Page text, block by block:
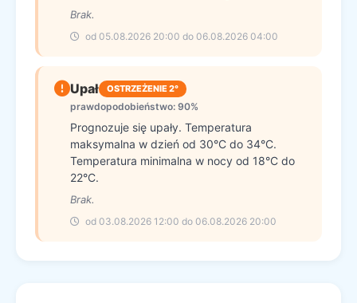
Brak.
od 05.08.2026 20:00 do 06.08.2026 04:00
Upał OSTRZEŻENIE 2°
prawdopodobieństwo: 90%
Prognozuje się upały. Temperatura
maksymalna w dzień od 30°C do 34°C.
Temperatura minimalna w nocy od 18°C do
22°C.
Brak.
od 03.08.2026 12:00 do 06.08.2026 20:00